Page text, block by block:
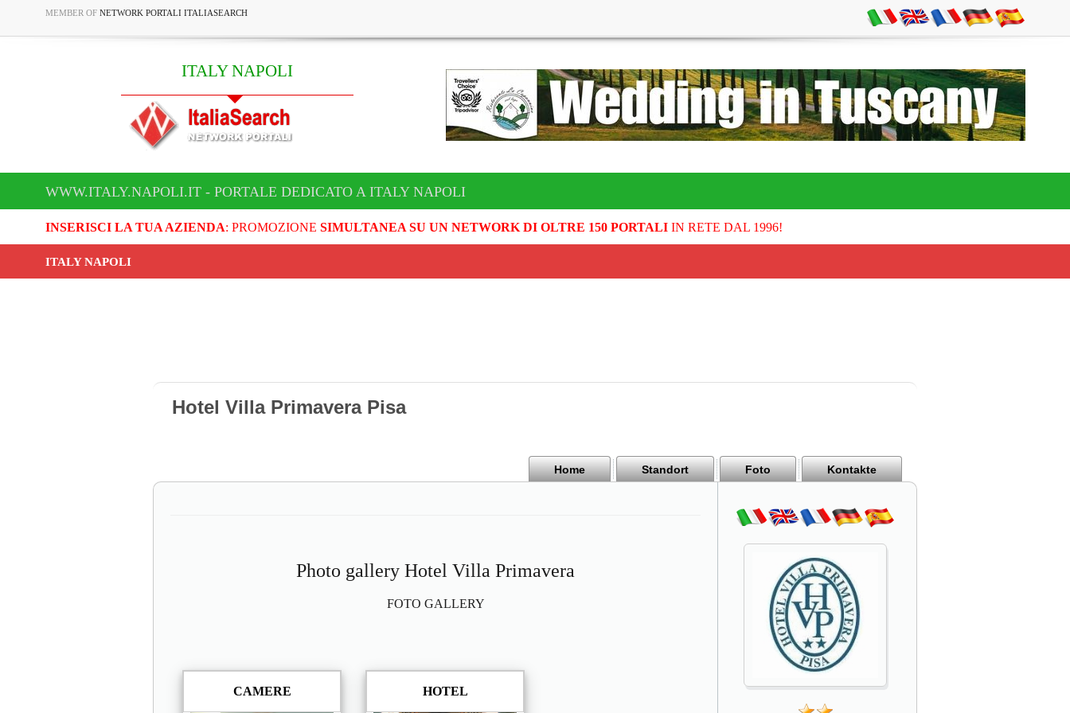
MEMBER OF NETWORK PORTALI ITALIASEARCH
ITALY NAPOLI
WWW.ITALY.NAPOLI.IT - PORTALE DEDICATO A ITALY NAPOLI
INSERISCI LA TUA AZIENDA: PROMOZIONE SIMULTANEA SU UN NETWORK DI OLTRE 150 PORTALIIN RETE DAL 1996!
ITALY NAPOLI
Hotel Villa Primavera Pisa
Home Standort Foto Kontakte
Photo gallery Hotel Villa Primavera
FOTO GALLERY
CAMERE HOTEL